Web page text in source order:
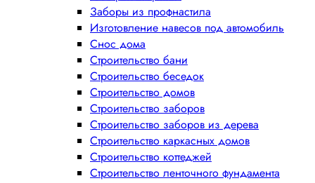
Заборы из профнастила
Изготовление навесов под автомобиль
Снос дома
Строительство бани
Строительство беседок
Строительство домов
Строительство заборов
Строительство заборов из дерева
Строительство каркасных домов
Строительство коттеджей
Строительство ленточного фундамента